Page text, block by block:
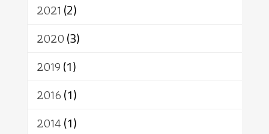
อัตถะ
เทวดา
2021 (2)
2020(3)
2019(1)
2016(1)
2014(1)